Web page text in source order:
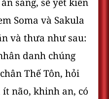
sáng, sẽ yết kiến
Soma và Sakula
và thưa như sau:
danh chúng
Thế Tôn, hỏi
não, khinh an, có